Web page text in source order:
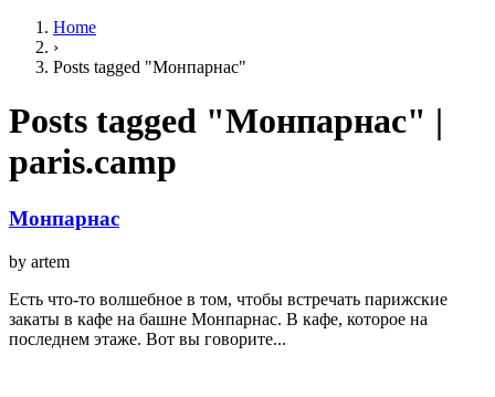
Home
›
Posts tagged "Монпарнас"
Posts tagged "Монпарнас" |
paris.camp
Монпарнас
by artem
Есть что-то волшебное в том, чтобы встречать парижские
закаты в кафе на башне Монпарнас. В кафе, которое на
последнем этаже. Вот вы говорите...